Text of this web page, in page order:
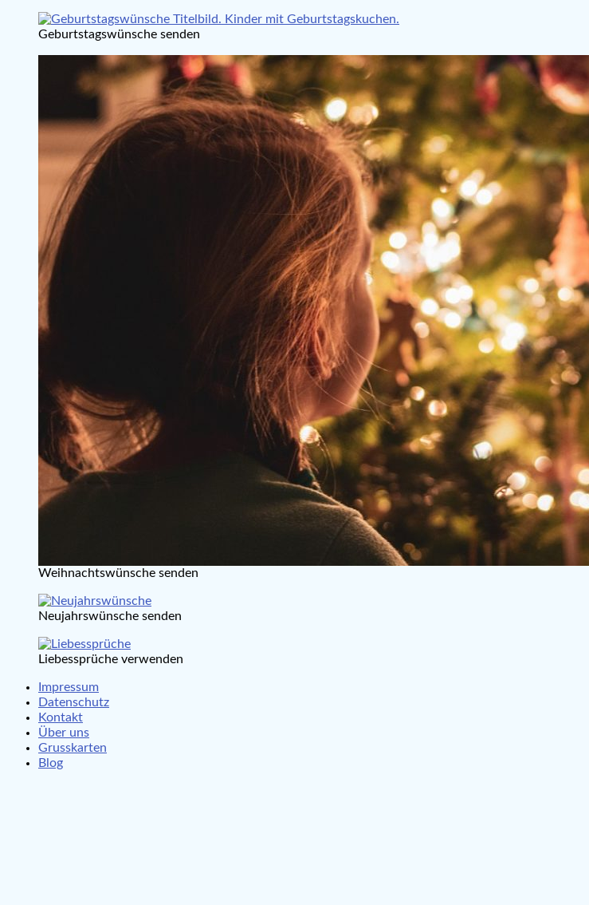
Geburtstagswünsche senden
Weihnachtswünsche senden
Neujahrswünsche senden
Liebessprüche verwenden
Impressum
Datenschutz
Kontakt
Über uns
Grusskarten
Blog